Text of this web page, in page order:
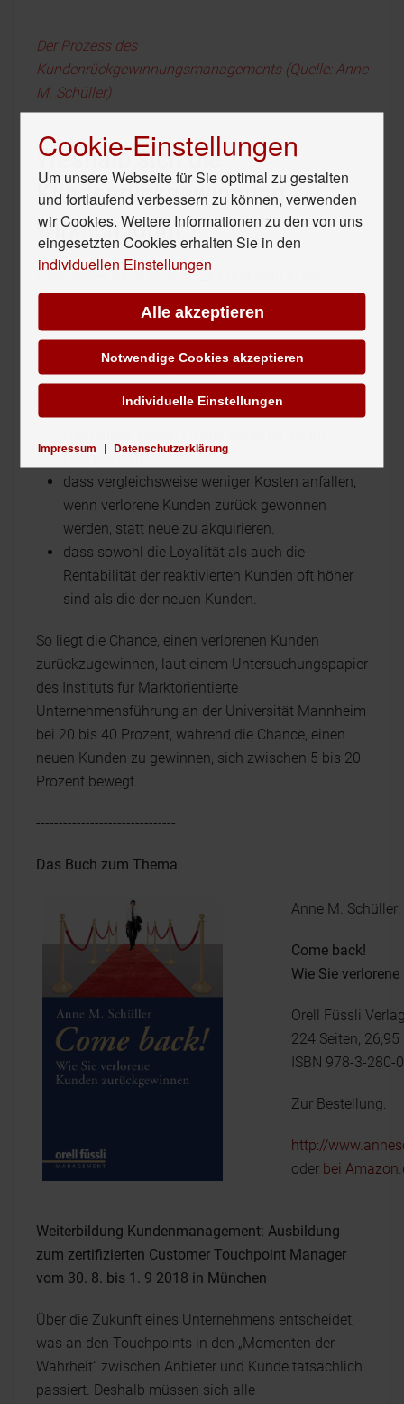
Der Prozess des
Kundenrückgewinnungsmanagements (Quelle: Anne
M. Schüller)
Weshalb sich die
Kundenrückgewinnung
wirklich lohnt
Fast immer lohnt es sich, Zeit und Geld in die
Kundenreaktivierung zu investieren. In vielen
Punkten ist sie der Neukunden-Akquise deutlich
überlegen. So zeigen Untersuchungen und
Praxisberichte immer wieder,
dass die Abschlussquote beim Reaktivieren
Neugeschäft.
dass vergleichsweise weniger Kosten anfallen,
wenn verlorene Kunden zurück gewonnen
werden, statt neue zu akquirieren.
dass sowohl die Loyalität als auch die
Rentabilität der reaktivierten Kunden oft höher
sind als die der neuen Kunden.
So liegt die Chance, einen verlorenen Kunden
zurückzugewinnen, laut einem Untersuchungspapier
des Instituts für Marktorientierte
Unternehmensführung an der Universität Mannheim
bei 20 bis 40 Prozent, während die Chance, einen
neuen Kunden zu gewinnen, sich zwischen 5 bis 20
Prozent bewegt.
-------------------------------
Das Buch zum Thema
Anne M. Schüller:
Come back!
Wie Sie
Orell Füssli
224 Seiten, 26,95
ISBN 978-3-280-
Zur Bestellung:
http://
oder bei
Weiterbildung Kundenmanagement: Ausbildung
zum zertifizierten Customer Touchpoint Manager
vom 30. 8. bis 1. 9 2018 in München
Über die Zukunft eines Unternehmens entscheidet,
was an den Touchpoints in den „Momenten der
Wahrheit“ zwischen Anbieter und Kunde tatsächlich
passiert. Deshalb müssen sich alle
Cookie-Einstellungen
Um unsere Webseite für Sie optimal zu gestalten
und fortlaufend verbessern zu können, verwenden
wir Cookies. Weitere Informationen zu den von uns
eingesetzten Cookies erhalten Sie in den
individuellen Einstellungen
Alle akzeptieren
Notwendige Cookies akzeptieren
Impressum | Datenschutzerklärung
Individuelle Einstellungen